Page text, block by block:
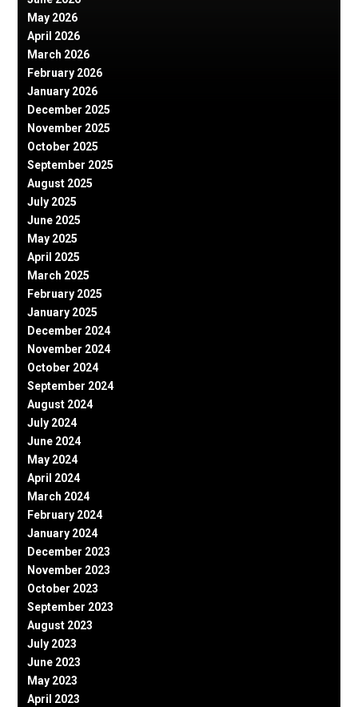
May 2026
April 2026
March 2026
February 2026
January 2026
December 2025
November 2025
October 2025
September 2025
August 2025
July 2025
June 2025
May 2025
April 2025
March 2025
February 2025
January 2025
December 2024
November 2024
October 2024
September 2024
August 2024
July 2024
June 2024
May 2024
April 2024
March 2024
February 2024
January 2024
December 2023
November 2023
October 2023
September 2023
August 2023
July 2023
June 2023
May 2023
April 2023